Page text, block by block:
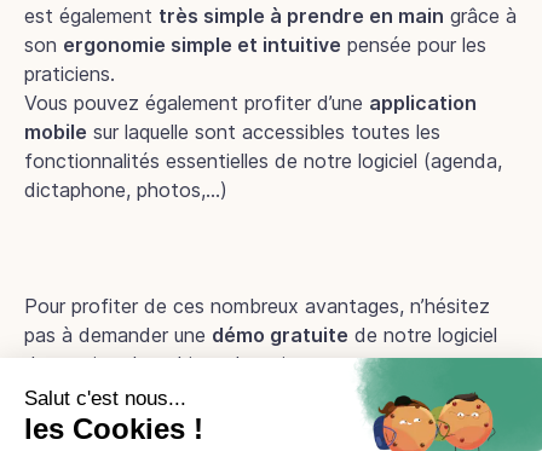
est également très simple à prendre en main grâce à
son ergonomie simple et intuitive pensée pour les
praticiens.
Vous pouvez également profiter d’une application
mobile sur laquelle sont accessibles toutes les
fonctionnalités essentielles de notre logiciel (agenda,
dictaphone, photos,…)
Pour profiter de ces nombreux avantages, n’hésitez
pas à demander une démo gratuite de notre logiciel
de gestion de cabinet dentaire.
Démo en ligne